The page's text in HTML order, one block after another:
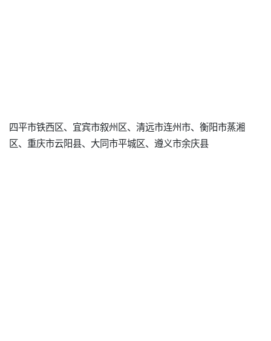
四平市铁西区、宜宾市叙州区、清远市连州市、衡阳市蒸湘
区、重庆市云阳县、大同市平城区、遵义市余庆县